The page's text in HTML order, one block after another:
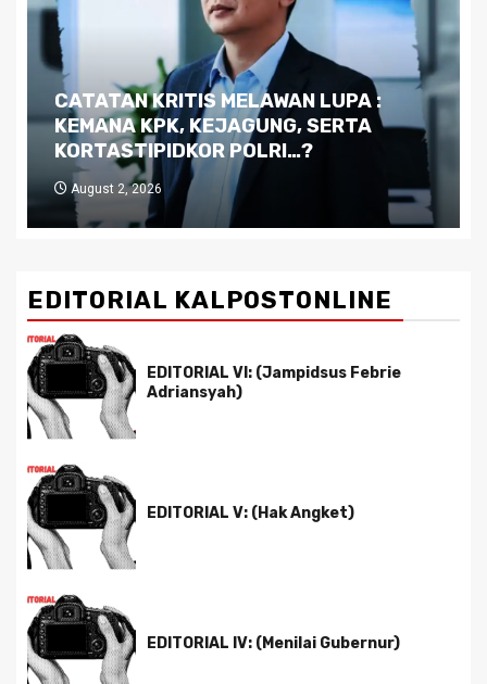
Dilema Kaltim di Tengah Krisis:
Kutukan Sumber Daya Alam dan
Pemimpin yang Tak Kreatif
July 29, 2026
EDITORIAL KALPOSTONLINE
EDITORIAL VI: (Jampidsus Febrie
Adriansyah)
EDITORIAL V: (Hak Angket)
EDITORIAL IV: (Menilai Gubernur)